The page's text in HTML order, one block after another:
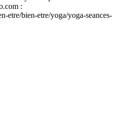
:
etre/bien-etre/yoga/yoga-seances-